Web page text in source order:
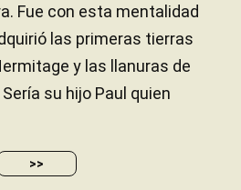
Fue con esta mentalidad
las primeras tierras
y las llanuras de
su hijo Paul quien
>>